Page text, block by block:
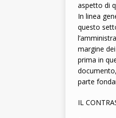
aspetto di
In linea
questo
margine
prima in
parte
IL